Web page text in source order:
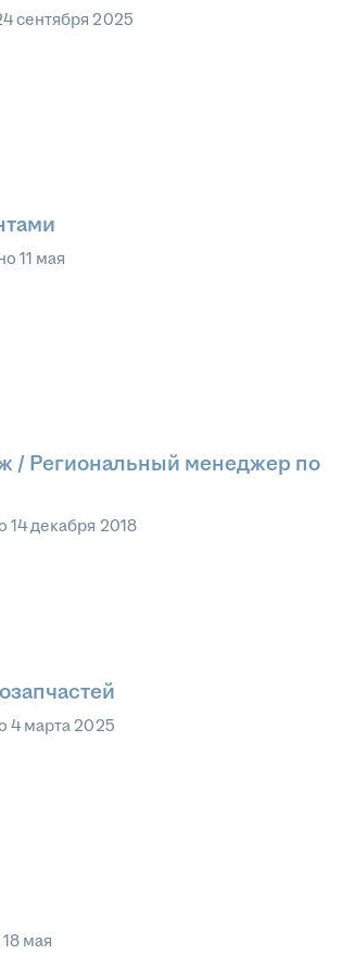
сентября 2025
11 мая
/ Региональный менеджер по
14 декабря 2018
4 марта 2025
18 мая